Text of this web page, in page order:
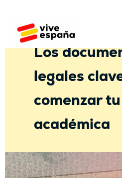
Los
legales
comenzar
académica